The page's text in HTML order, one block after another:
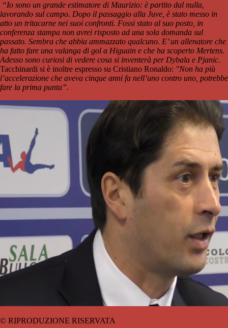
“Io sono un grande estimatore di Maurizio: è partito dal nulla,
lavorando sul campo. Dopo il passaggio alla Juve, è stato messo in
atto un tritacarne nei suoi confronti. Fossi stato al suo posto, in
conferenza stampa non avrei risposto ad una sola domanda sul
passato. Sembra che abbia ammazzato qualcuno. E’ un allenatore che
ha fatto fare una valanga di gol a Higuain e che ha scoperto Mertens.
Adesso sono curiosi di vedere cosa si inventerà per Dybala e Pjanic.
Tacchinardi si è inoltre espresso su Cristiano Ronaldo: "Non ha più
l’accelerazione che aveva cinque anni fa nell’uno contro uno, potrebbe
fare la prima punta”.
© RIPRODUZIONE RISERVATA